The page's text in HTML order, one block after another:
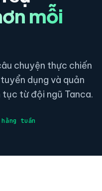
mỗi
chuyện thực chiến
dụng và quản
từ đội ngũ Tanca.
tuần